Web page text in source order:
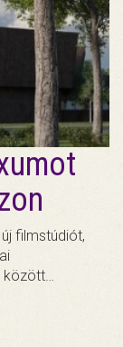
filmstúdiót,